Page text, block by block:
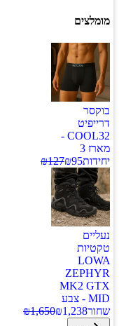
מומלצים
בוקסר
דרייפיט
COOL32 -
מארז 3
יחידות
₪95
₪127
נעליים
טקטיות
LOWA
ZEPHYR
MK2 GTX
MID - צבע
שחור
₪ 1,238
₪1,650